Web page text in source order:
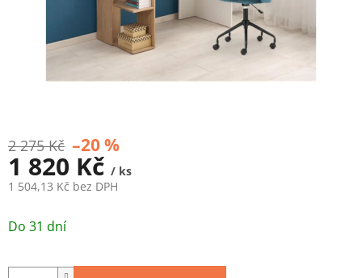
2 275 Kč –20 %
1 820 Kč / ks
1 504,13 Kč bez DPH
cena:
Do 31 dní